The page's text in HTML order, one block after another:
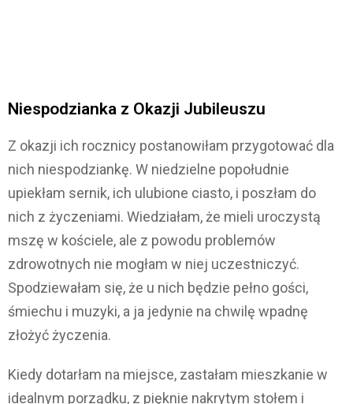
Niespodzianka z Okazji Jubileuszu
Z okazji ich rocznicy postanowiłam przygotować dla
nich niespodziankę. W niedzielne popołudnie
upiekłam sernik, ich ulubione ciasto, i poszłam do
nich z życzeniami. Wiedziałam, że mieli uroczystą
mszę w kościele, ale z powodu problemów
zdrowotnych nie mogłam w niej uczestniczyć.
Spodziewałam się, że u nich będzie pełno gości,
śmiechu i muzyki, a ja jedynie na chwilę wpadnę
złożyć życzenia.
Kiedy dotarłam na miejsce, zastałam mieszkanie w
idealnym porządku, z pięknie nakrytym stołem i